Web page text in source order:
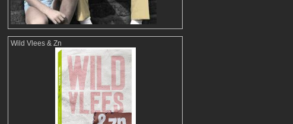
Wild Vlees & Zn